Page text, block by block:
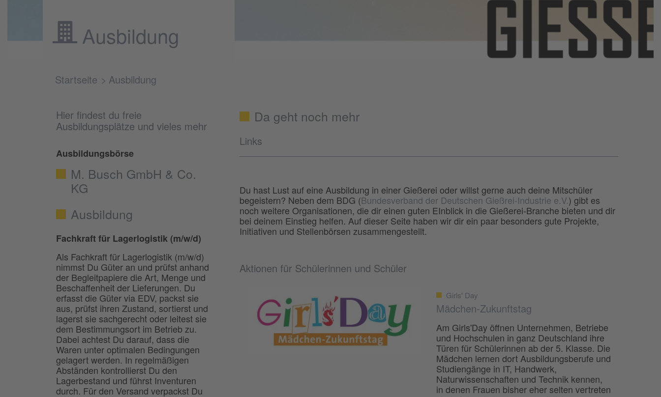
Ausbildung
Startseite Ausbildung
Hier findest du freie
Ausbildungsplätze und vieles mehr
Ausbildungsbörse
M. Busch GmbH & Co.
KG
Ausbildung
Fachkraft für Lagerlogistik (m/w/d)
Als Fachkraft für Lagerlogistik (m/w/d)
nimmst Du Güter an und prüfst anhand
der Begleitpapiere die Art, Menge und
Beschaffenheit der Lieferungen. Du
erfasst die Güter via EDV, packst sie
aus, prüfst ihren Zustand, sortierst und
lagerst sie sachgerecht oder leitest sie
dem Bestimmungsort im Betrieb zu.
Dabei achtest Du darauf, dass die
Waren unter optimalen Bedingungen
gelagert werden. In regelmäßigen
Abständen kontrollierst Du den
Lagerbestand und führst Inventuren
durch. Für den Versand verpackst Du
Da geht noch mehr
Links
Du hast Lust auf eine Ausbildung in einer Gießerei oder willst gerne auch deine Mitschüler
begeistern? Neben dem BDG (Bundesverband der Deutschen Gießrei-Industrie e.V.) gibt es
noch weitere Organisationen, die dir einen guten EInblick in die Gießerei-Branche bieten und dir
bei deinem Einstieg helfen. Auf dieser Seite haben wir dir ein paar besonders gute Projekte,
Initiativen und Stellenbörsen zusammengestellt.
Aktionen für Schülerinnen und Schüler
Girls' Day
Mädchen-Zukunftstag
Am Girls'Day öffnen Unternehmen, Betriebe
und Hochschulen in ganz Deutschland ihre
Türen für Schülerinnen ab der 5. Klasse. Die
Mädchen lernen dort Ausbildungsberufe und
Studiengänge in IT, Handwerk,
Naturwissenschaften und Technik kennen,
in denen Frauen bisher eher selten vertreten